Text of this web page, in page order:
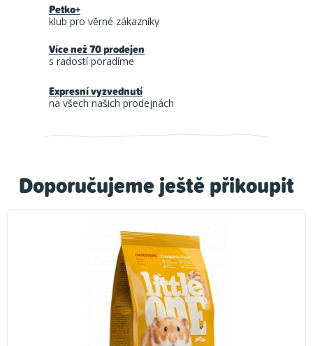
Doporučujeme ještě přikoupit
Petko+
klub pro věrné zákazníky
Více než 70 prodejen
s radostí poradíme
Expresní vyzvednutí
na všech našich prodejnách